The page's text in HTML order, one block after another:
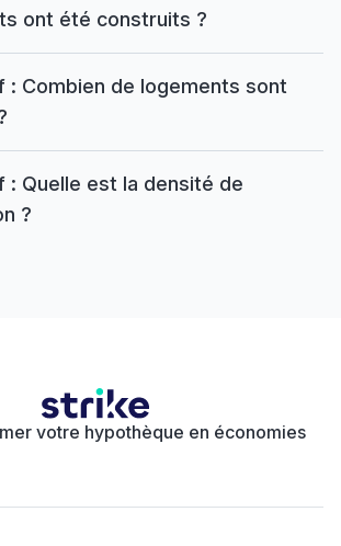
ont été construits ?
: Combien de logements sont
: Quelle est la densité de
?
votre hypothèque en économies